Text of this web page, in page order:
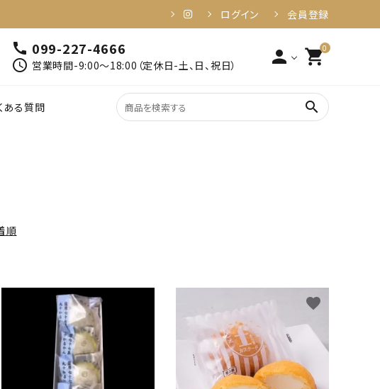
ログイン 会員登録
call 099-227-4666
schedule 営業時間-9:00～18:00（定休日-土、日、祝日） person 0
shopping_cart
ある質問 search
順
favorite